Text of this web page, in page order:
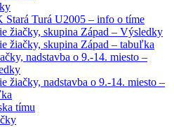
Stará Turá U2005 – info o tíme
žiačky, skupina Západ – Výsledky
žiačky, skupina Západ – tabuľka
nadstavba o 9.-14. miesto –
žiačky, nadstavba o 9.-14. miesto –
tímu